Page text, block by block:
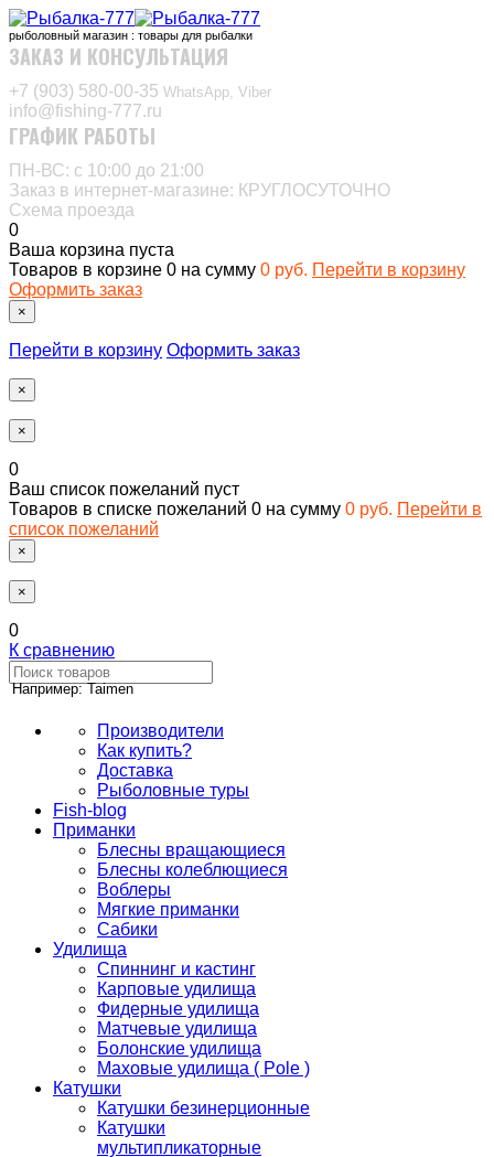
рыболовный магазин : товары для рыбалки
ЗАКАЗ И КОНСУЛЬТАЦИЯ
+7 (903) 580-00-35‬ WhatsApp, Viber
info@fishing-777.ru
ГРАФИК РАБОТЫ
ПН-ВС: с 10:00 до 21:00
Заказ в интернет-магазине: КРУГЛОСУТОЧНО
Схема проезда
0
Ваша корзина пуста
Товаров в корзине 0 на сумму 0 руб. Перейти в корзину
Оформить заказ
×
Перейти в корзину Оформить заказ
×
×
0
Ваш список пожеланий пуст
Товаров в списке пожеланий 0 на сумму 0 руб. Перейти в
список пожеланий
×
×
0
К сравнению
Например: Taimen
Производители
Как купить?
Доставка
Рыболовные туры
Fish-blog
Приманки
Блесны вращающиеся
Блесны колеблющиеся
Воблеры
Мягкие приманки
Сабики
Удилища
Спиннинг и кастинг
Карповые удилища
Фидерные удилища
Матчевые удилища
Болонские удилища
Маховые удилища ( Pole )
Катушки
Катушки безинерционные
Катушки
мультипликаторные